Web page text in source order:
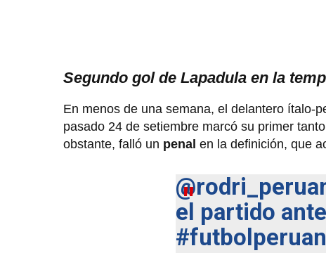
Segundo gol de Lapadula en la
En menos de una semana, el delantero ítalo-
pasado 24 de setiembre marcó su primer
obstante, falló un penal en la definición, que
el partido